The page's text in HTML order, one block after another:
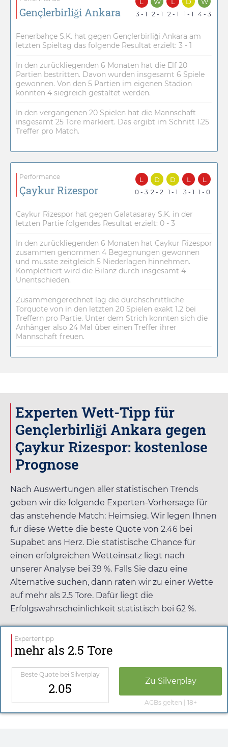
Gençlerbirliği Ankara 3 - 1 2 - 1 2 - 1 1 - 1 4 - 3
Fenerbahçe S.K. hat gegen Gençlerbirliği Ankara am
letzten Spieltag das folgende Resultat erzielt: 3 - 1
In den zurückliegenden 6 Monaten hat die Elf 20
Partien bestritten. Davon wurden insgesamt 6 Spiele
gewonnen. Von den 5 Partien im eigenen Stadion
konnten 4 siegreich gestaltet werden.
In den vergangenen 20 Spielen hat die Mannschaft
insgesamt 25 Tore markiert. Das ergibt im Schnitt 1.25
Treffer pro Match.
Performance
Çaykur Rizespor
L
0 - 3
D
2 - 2
D
1 - 1
L
3 - 1
L
1 - 0
Çaykur Rizespor hat gegen Galatasaray S.K. in der
letzten Partie folgendes Resultat erzielt: 0 - 3
In den zurückliegenden 6 Monaten hat Çaykur Rizespor
zusammen genommen 4 Begegnungen gewonnen
und musste zeitgleich 5 Niederlagen hinnehmen.
Komplettiert wird die Bilanz durch insgesamt 4
Unentschieden.
Zusammengerechnet lag die durchschnittliche
Torquote von in den letzten 20 Spielen exakt 1.2 bei
Treffern pro Partie. Unter dem Strich konnten sich die
Anhänger also 24 Mal über einen Treffer ihrer
Mannschaft freuen.
Experten Wett-Tipp für
Gençlerbirliği Ankara gegen
Çaykur Rizespor: kostenlose
Prognose
Nach Auswertungen aller statistischen Trends
geben wir die folgende Experten-Vorhersage für
das anstehende Match: Heimsieg. Wir legen Ihnen
für diese Wette die beste Quote von 2.46 bei
Supabet ans Herz. Die statistische Chance für
einen erfolgreichen Wetteinsatz liegt nach
unserer Analyse bei 39 %. Falls Sie dazu eine
Alternative suchen, dann raten wir zu einer Wette
auf mehr als 2.5 Tore. Dafür liegt die
Erfolgswahrscheinlichkeit statistisch bei 62 %.
Expertentipp
mehr als 2.5 Tore
Beste Quote bei Silverplay
2.05 Zu Silverplay
AGBs gelten | 18+